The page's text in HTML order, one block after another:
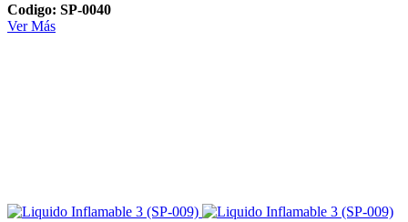
Codigo: SP-0040
Ver Más